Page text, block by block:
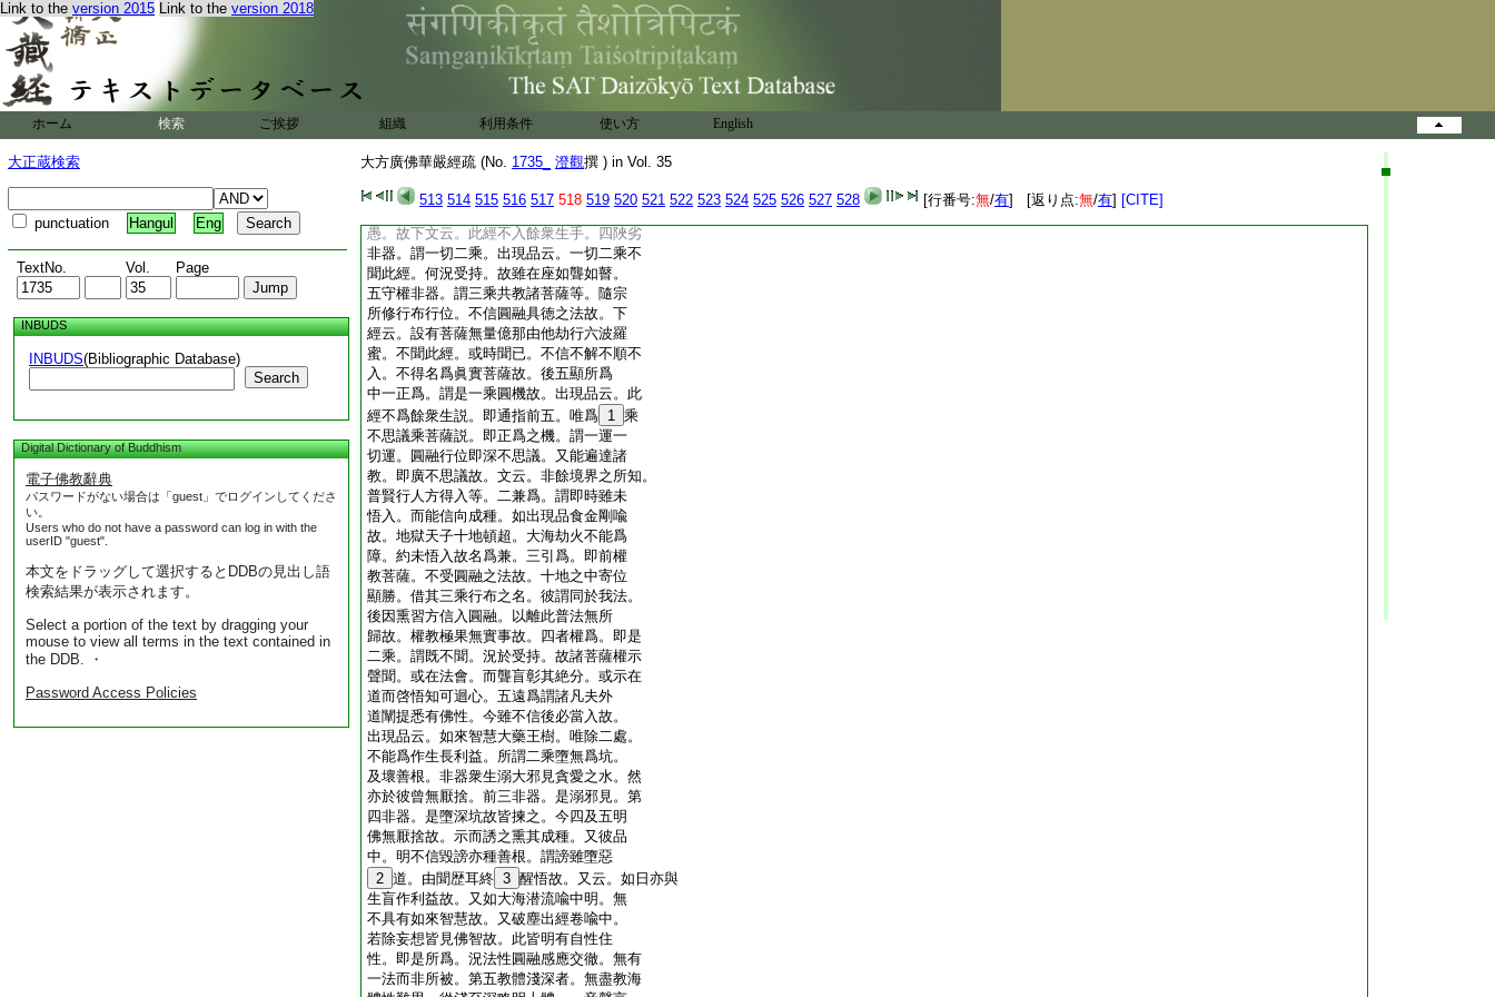
Link to the version 2015 Link to the version 2018
ホーム 検索 ご挨拶 組織 利用条件 使い方 English
大正蔵検索
punctuation Hangul Eng
TextNo. Vol. Page
INBUDS
INBUDS(Bibliographic Database)
Search
Digital Dictionary of Buddhism
電子佛教辭典
パスワードがない場合は「guest」でログインしてくださ
い。
Users who do not have a password can log in with the
userID "guest".
本文をドラッグして選択するとDDBの見出し語
検索結果が表示されます。
Select a portion of the text by dragging your
mouse to view all terms in the text contained in
the DDB. ・
Password Access Policies
大方廣佛華嚴經疏 (No. 1735_ 澄觀撰 ) in Vol. 35
513 514 515 516 517 518 519 520 521 522 523 524 525 526 527 528 [行番号:無/有] [返り点:無/有] [CITE]
大方廣佛華嚴經疏卷第三
唐清涼山大華嚴寺沙門澄觀撰
第四教所被機者。夫教因機顯離機無言。
上説義理弘深。未委被何根器。若明能應
者十身圓音。今直彰所被。通有十類。前五
揀非器。後五彰所爲。前中一無信非器。以
聞生誹謗墮惡道故。二違眞非器。依
10
傍
此經以求名利。不淨説法集邪善故。下經
云。忘失菩提心修諸善根。是爲魔業。三乖
實非器。謂如言取文超情至理不入心故。
愚。故下文云。此經不入餘衆生手。四陜劣
非器。謂一切二乘。出現品云。一切二乘不
聞此經。何況受持。故雖在座如聾如瞽。
五守權非器。謂三乘共教諸菩薩等。隨宗
所修行布行位。不信圓融具徳之法故。下
經云。設有菩薩無量億那由他劫行六波羅
蜜。不聞此經。或時聞已。不信不解不順不
入。不得名爲眞實菩薩故。後五顯所爲
中一正爲。謂是一乘圓機故。出現品云。此
經不爲餘衆生説。即通指前五。唯爲 1 乘
不思議乘菩薩説。即正爲之機。謂一運一
切運。圓融行位即深不思議。又能遍達諸
教。即廣不思議故。文云。非餘境界之所知。
普賢行人方得入等。二兼爲。謂即時雖未
悟入。而能信向成種。如出現品食金剛喩
故。地獄天子十地頓超。大海劫火不能爲
障。約未悟入故名爲兼。三引爲。即前權
教菩薩。不受圓融之法故。十地之中寄位
顯勝。借其三乘行布之名。彼謂同於我法。
後因熏習方信入圓融。以離此普法無所
歸故。權教極果無實事故。四者權爲。即是
二乘。謂既不聞。況於受持。故諸菩薩權示
聲聞。或在法會。而聾盲彰其絶分。或示在
道而啓悟知可迴心。五遠爲謂諸凡夫外
道闡提悉有佛性。今雖不信後必當入故。
出現品云。如來智慧大藥王樹。唯除二處。
不能爲作生長利益。所謂二乘墮無爲坑。
及壞善根。非器衆生溺大邪見貪愛之水。然
亦於彼曾無厭捨。前三非器。是溺邪見。第
四非器。是墮深坑故皆揀之。今四及五明
佛無厭捨故。示而誘之熏其成種。又彼品
中。明不信毀謗亦種善根。謂謗雖墮惡
2 道。由聞歴耳終 3 醒悟故。又云。如日亦與
生盲作利益故。又如大海潜流喩中明。無
不具有如來智慧故。又破塵出經卷喩中。
若除妄想皆見佛智故。此皆明有自性住
性。即是所爲。況法性圓融感應交徹。無有
一法而非所被。第五教體淺深者。無盡教海